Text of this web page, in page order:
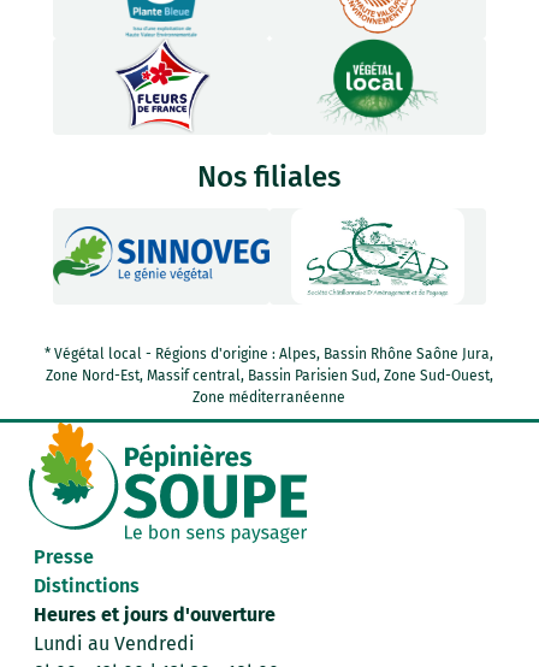
Nos filiales
* Végétal local - Régions d'origine : Alpes, Bassin Rhône Saône Jura,
Zone Nord-Est, Massif central, Bassin Parisien Sud, Zone Sud-Ouest,
Zone méditerranéenne
Presse
Distinctions
Heures et jours d'ouverture
Lundi au Vendredi